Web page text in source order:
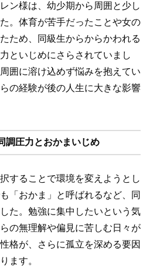
ン様は、幼少期から周囲と少し
。体育が苦手だったことや女の
ため、同級生からからかわれる
といじめにさらされていまし
囲に溶け込めず悩みを抱えてい
の経験が後の人生に大きな影響
調圧力とおかまいじめ
することで環境を変えようとし
「おかま」と呼ばれるなど、同
た。勉強に集中したいという気
の無理解や偏見に苦しむ日々が
格が、さらに孤立を深める要因
ます。